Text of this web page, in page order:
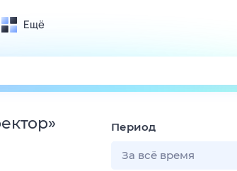
Ещё
Поиск
ТВ-программа
» Период
За всё время